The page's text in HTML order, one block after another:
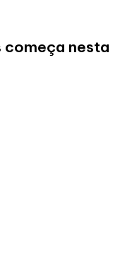
começa nesta